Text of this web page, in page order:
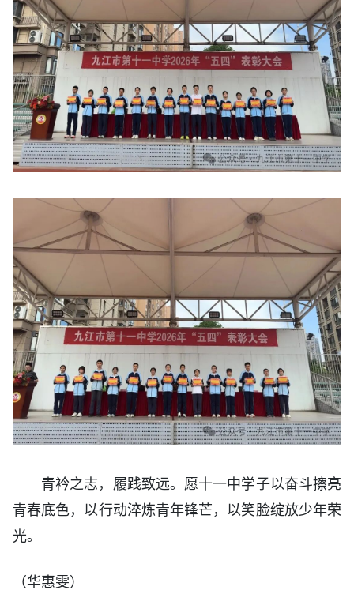
青衿之志，履践致远。愿十一中学子以奋斗擦亮
青春底色，以行动淬炼青年锋芒，以笑脸绽放少年荣
光。
（华惠雯）